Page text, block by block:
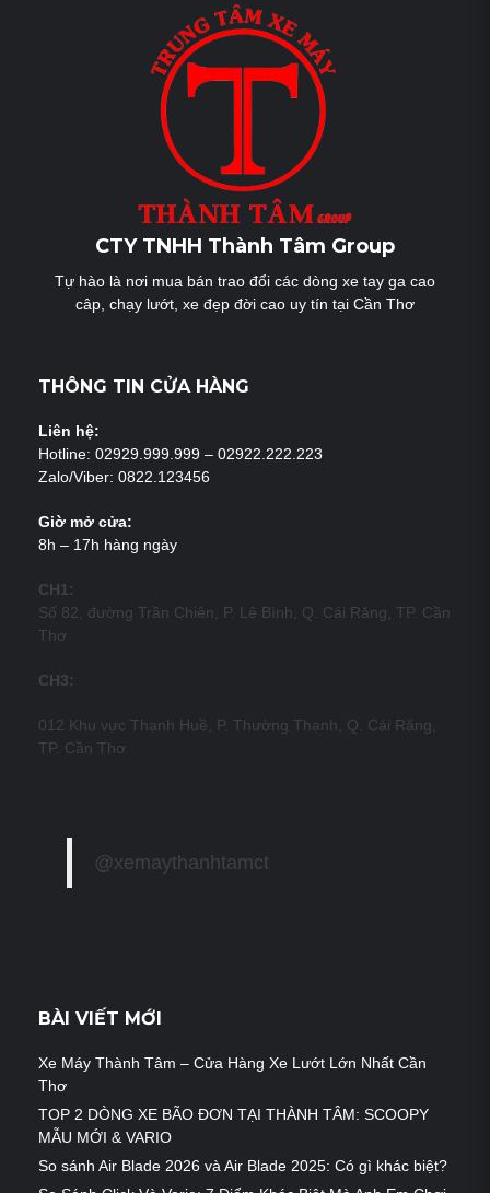
CTY TNHH Thành Tâm Group
Tự hào là nơi mua bán trao đổi các dòng xe tay ga cao
câp, chạy lướt, xe đẹp đời cao uy tín tại Cần Thơ
THÔNG TIN CỬA HÀNG
Liên hệ:
Hotline: 02929.999.999 – 02922.222.223
Zalo/Viber: 0822.123456
Giờ mở cửa:
8h – 17h hàng ngày
CH1:
Số 82, đường Trần Chiên, P. Lê Bình, Q. Cái Răng, TP. Cần
Thơ
CH3:
012 Khu vực Thạnh Huề, P. Thường Thạnh, Q. Cái Răng,
TP. Cần Thơ
@xemaythanhtamct
BÀI VIẾT MỚI
Xe Máy Thành Tâm – Cửa Hàng Xe Lướt Lớn Nhất Cần
Thơ
TOP 2 DÒNG XE BÃO ĐƠN TẠI THÀNH TÂM: SCOOPY
MẪU MỚI & VARIO
So sánh Air Blade 2026 và Air Blade 2025: Có gì khác biệt?